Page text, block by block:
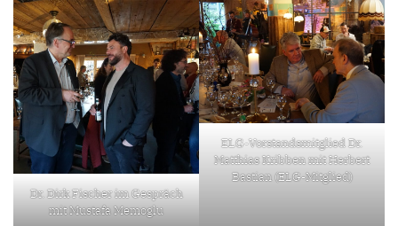
Dr. Dirk Fischer im Gespräch
mit Mustafa Memoglu
ELG-Vorstandsmitglied Dr.
Matthias Kribben mit Herbert
Bastian (ELG-Mitglied)